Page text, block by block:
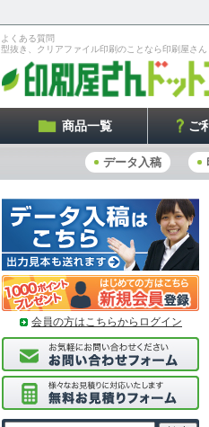
よくある質問
型抜き、クリアファイル印刷のことなら印刷屋さん
商品一覧 ご
データ入稿
会員の方はこちらからログイン